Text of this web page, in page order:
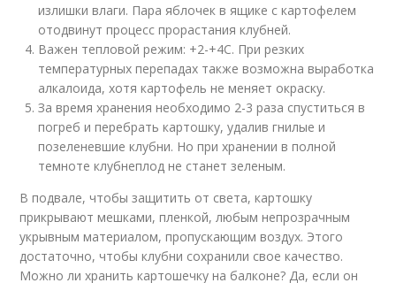
излишки влаги. Пара яблочек в ящике с картофелем
отодвинут процесс прорастания клубней.
Важен тепловой режим: +2-+4С. При резких
температурных перепадах также возможна выработка
алкалоида, хотя картофель не меняет окраску.
За время хранения необходимо 2-3 раза спуститься в
погреб и перебрать картошку, удалив гнилые и
позеленевшие клубни. Но при хранении в полной
темноте клубнеплод не станет зеленым.
В подвале, чтобы защитить от света, картошку
прикрывают мешками, пленкой, любым непрозрачным
укрывным материалом, пропускающим воздух. Этого
достаточно, чтобы клубни сохранили свое качество.
Можно ли хранить картошечку на балконе? Да, если он